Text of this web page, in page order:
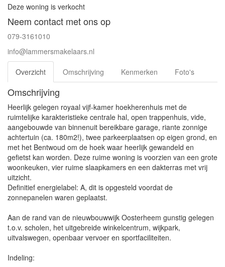
Deze woning is verkocht
Neem contact met ons op
079-3161010
info@lammersmakelaars.nl
Overzicht Omschrijving Kenmerken Foto's
Omschrijving
Heerlijk gelegen royaal vijf-kamer hoekherenhuis met de
ruimtelijke karakteristieke centrale hal, open trappenhuis, vide,
aangebouwde van binnenuit bereikbare garage, riante zonnige
achtertuin (ca. 180m2!), twee parkeerplaatsen op eigen grond, en
met het Bentwoud om de hoek waar heerlijk gewandeld en
gefietst kan worden. Deze ruime woning is voorzien van een grote
woonkeuken, vier ruime slaapkamers en een dakterras met vrij
uitzicht.
Definitief energielabel: A, dit is opgesteld voordat de
zonnepanelen waren geplaatst.
Aan de rand van de nieuwbouwwijk Oosterheem gunstig gelegen
t.o.v. scholen, het uitgebreide winkelcentrum, wijkpark,
uitvalswegen, openbaar vervoer en sportfaciliteiten.
Indeling: